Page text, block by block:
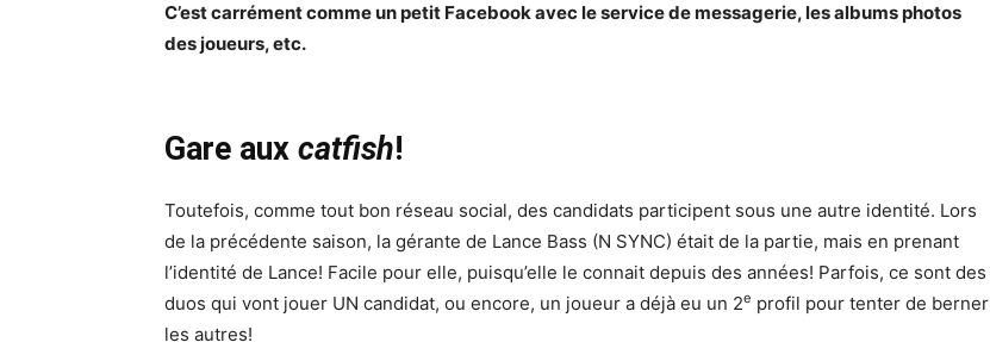
C’est carrément comme un petit Facebook avec le service de messagerie, les albums photos
des joueurs, etc.
Gare aux catfish!
Toutefois, comme tout bon réseau social, des candidats participent sous une autre identité. Lors
de la précédente saison, la gérante de Lance Bass (N SYNC) était de la partie, mais en prenant
l’identité de Lance! Facile pour elle, puisqu’elle le connait depuis des années! Parfois, ce sont des
duos qui vont jouer UN candidat, ou encore, un joueur a déjà eu un 2e profil pour tenter de berner
les autres!